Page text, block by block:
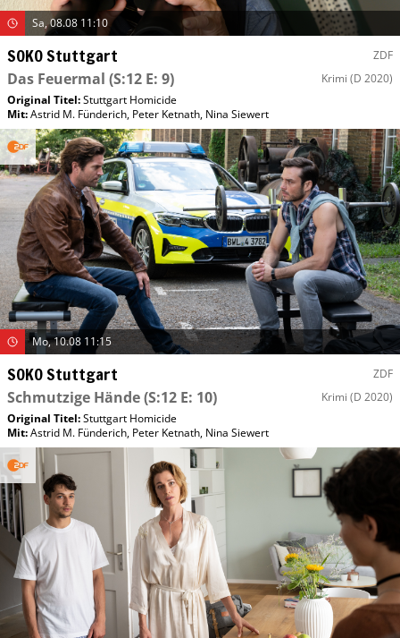
Sa, 08.08 11:10
SOKO Stuttgart ZDF
Das Feuermal (S:12 E: 9) Krimi (D 2020)
Original Titel:Stuttgart Homicide
Mit:Astrid M. Fünderich, Peter Ketnath, Nina Siewert
Mo, 10.08 11:15
SOKO Stuttgart ZDF
Schmutzige Hände(S:12 E: 10) Krimi (D 2020)
Original Titel:Stuttgart Homicide
Mit:Astrid M. Fünderich, Peter Ketnath, Nina Siewert